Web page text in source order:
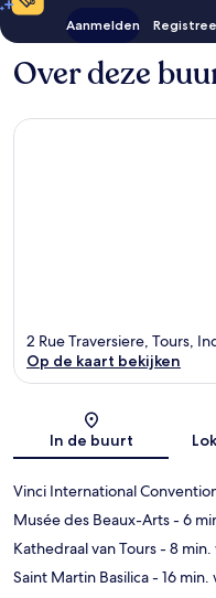
Aanmelden
Over deze
2 Rue Traversiere, Tours,
Op de kaart bekijken
In de buurt
Vinci International
Musée des Beaux-Arts- 6
Kathedraal van Tours- 8
Saint Martin Basilica- 16 min.